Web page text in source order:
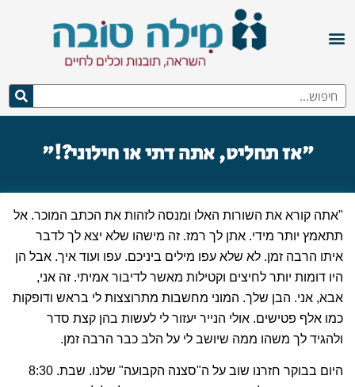
"אז תחליט, אתה דתי או חילוני?!"
תתאמץ יותר מידי. אתן לך רמז. זה מישהו שלא יצא לך לדבר
איתו הרבה זמן. לא שלא עפו מילים ביניכם. עפו ועוד איך. אבל הן
היו דומות יותר לחיצים וקטילות מאשר לדיבור אמיתי. זה אני,
אבא, אני. הבן שלך. המוני מחשבות מתרוצצות לי בראש ודופקות
כמו אלף פטישים. אולי הנייר יעזור לי לעשות בהן קצת סדר
ולהגיד לך משהו ממה שיושב לי על הלב כבר הרבה זמן.
בבוקר. אני מת לישון. חזרתי מהסניף אתמול בלילה אחרי שתיים.